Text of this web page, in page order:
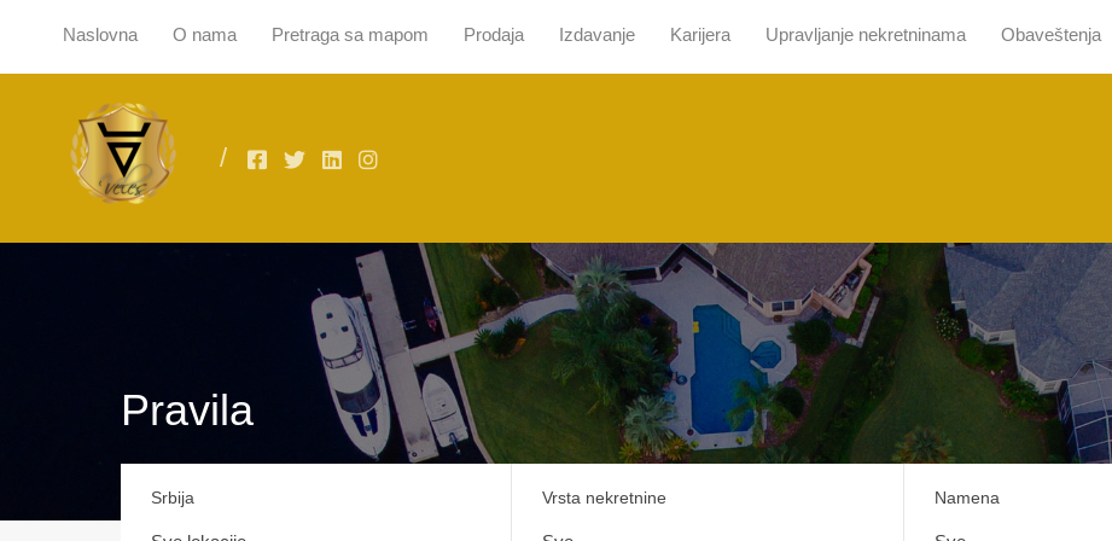
Naslovna O nama Pretraga sa mapom Prodaja Izdavanje Karijera
Naslovna O nama Pretraga sa mapom Prodaja Izdavanje Karijera Upravljanje nekretninama Obaveštenja
Pravila
Srbija Vrsta nekretnine Namena